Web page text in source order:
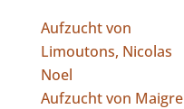
Aufzucht von
Limoutons, Nicolas
Noel
Aufzucht von Maigre